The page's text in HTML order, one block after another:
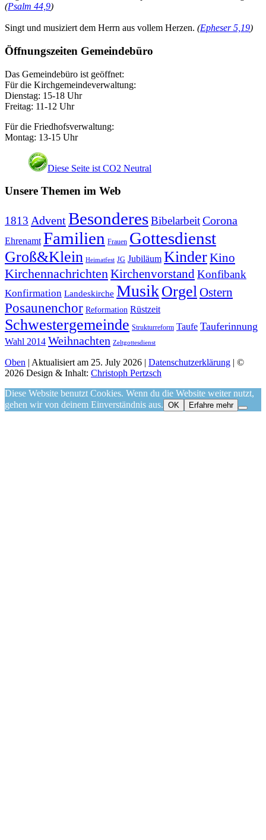
(Psalm 44,9)
Singt und musiziert dem Herrn aus vollem Herzen. (Epheser 5,19)
Öffnungszeiten Gemeindebüro
Das Gemeindebüro ist geöffnet:
Für die Kirchgemeindeverwaltung:
Dienstag: 15-18 Uhr
Freitag: 11-12 Uhr
Für die Friedhofsverwaltung:
Montag: 13-15 Uhr
Diese Seite ist CO2 Neutral
Unsere Themen im Web
1813 AdventBesonderesBibelarbeitCorona
Ehrenamt Familien Frauen Gottesdienst
Groß&Klein Heimatfest JG Jubiläum KinderKino
Kirchennachrichten Kirchenvorstand Konfibank
Konfirmation Landeskirche MusikOrgelOstern
Posaunenchor Reformation Rüstzeit
Schwestergemeinde Strukturreform Taufe Tauferinnung
Wahl 2014 Weihnachten Zeltgottesdienst
Oben | Aktualisiert am 25. July 2026 | Datenschutzerklärung | ©
2026 Design & Inhalt: Christoph Pertzsch
Diese Website benutzt Cookies. Wenn du die Website weiter nutzt,
gehen wir von deinem Einverständnis aus. OK Erfahre mehr